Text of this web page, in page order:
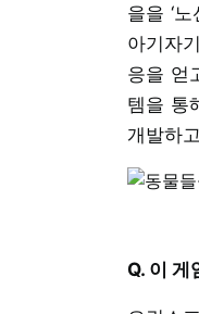
을을 ‘
아기자
응을 얻
템을 통
개발하
Q. 이 게